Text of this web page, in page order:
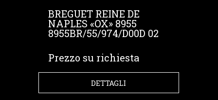
BREGUET REINE DE
NAPLES «OX» 8955
8955BR/55/974/D00D 02
Prezzo su richiesta
DETTAGLI